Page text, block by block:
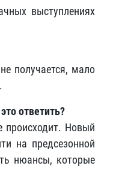
выступлениях
получается, мало
ответить?
происходит. Новый
на предсезонной
нюансы, которые